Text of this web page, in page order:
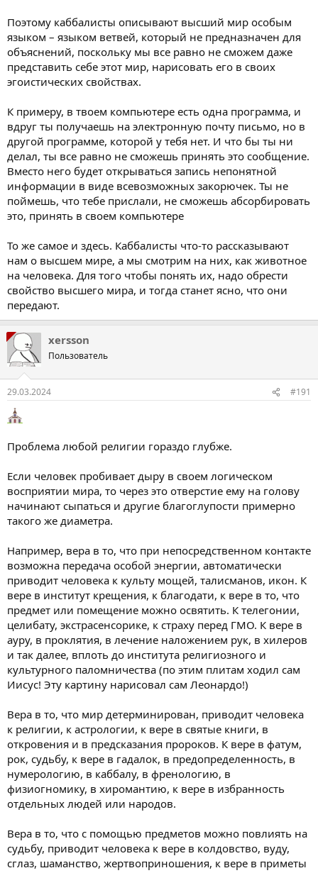
Поэтому каббалисты описывают высший мир особым
языком – языком ветвей, который не предназначен для
объяснений, поскольку мы все равно не сможем даже
представить себе этот мир, нарисовать его в своих
эгоистических свойствах.
К примеру, в твоем компьютере есть одна программа, и
вдруг ты получаешь на электронную почту письмо, но в
другой программе, которой у тебя нет. И что бы ты ни
делал, ты все равно не сможешь принять это сообщение.
Вместо него будет открываться запись непонятной
информации в виде всевозможных закорючек. Ты не
поймешь, что тебе прислали, не сможешь абсорбировать
это, принять в своем компьютере
То же самое и здесь. Каббалисты что-то рассказывают
нам о высшем мире, а мы смотрим на них, как животное
на человека. Для того чтобы понять их, надо обрести
свойство высшего мира, и тогда станет ясно, что они
передают.
xersson
Пользователь
29.03.2024 #191
Проблема любой религии гораздо глубже.
Если человек пробивает дыру в своем логическом
восприятии мира, то через это отверстие ему на голову
начинают сыпаться и другие благоглупости примерно
такого же диаметра.
Например, вера в то, что при непосредственном контакте
возможна передача особой энергии, автоматически
приводит человека к культу мощей, талисманов, икон. К
вере в институт крещения, к благодати, к вере в то, что
предмет или помещение можно освятить. К телегонии,
целибату, экстрасенсорике, к страху перед ГМО. К вере в
ауру, в проклятия, в лечение наложением рук, в хилеров
и так далее, вплоть до института религиозного и
культурного паломничества (по этим плитам ходил сам
Иисус! Эту картину нарисовал сам Леонардо!)
Вера в то, что мир детерминирован, приводит человека
к религии, к астрологии, к вере в святые книги, в
откровения и в предсказания пророков. К вере в фатум,
рок, судьбу, к вере в гадалок, в предопределенность, в
нумерологию, в каббалу, в френологию, в
физиогномику, в хиромантию, к вере в избранность
отдельных людей или народов.
Вера в то, что с помощью предметов можно повлиять на
судьбу, приводит человека к вере в колдовство, вуду,
сглаз, шаманство, жертвоприношения, к вере в приметы